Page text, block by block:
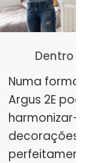
Dentro
Numa forma
Argus 2E
harmonizar-
decorações